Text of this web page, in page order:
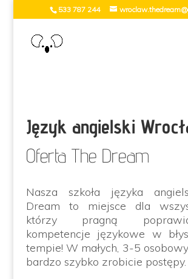
533 787 244
Język angielski
Oferta The Dream
Nasza szkoła języka
Dream to miejsce dla
którzy pragną
kompetencje językowe w
tempie! W małych, 3-5
bardzo szybko zrobicie postępy.